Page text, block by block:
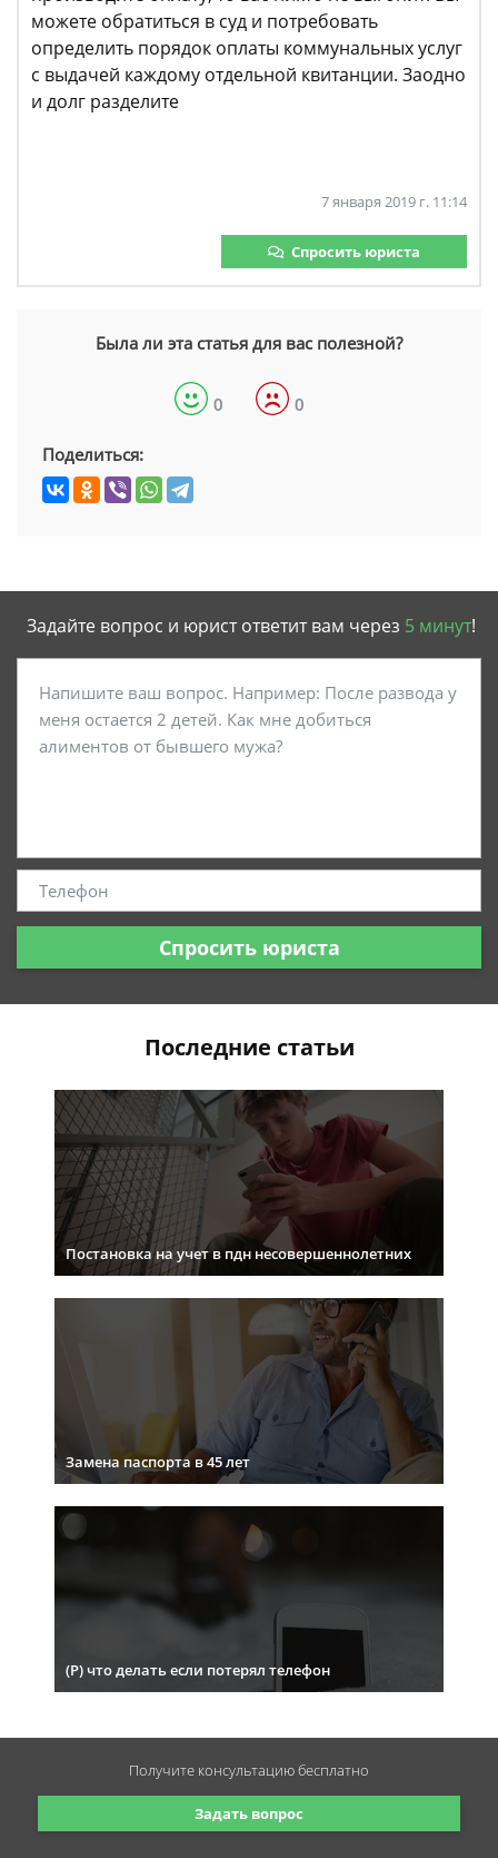
можете обратиться в суд и потребовать
определить порядок оплаты коммунальных услуг
с выдачей каждому отдельной квитанции. Заодно
и долг разделите
7 января 2019 г. 11:14
Спросить юриста
Была ли эта статья для вас полезной?
0 0
Поделиться:
Задайте вопрос и юрист ответит вам через 5 минут!
Спросить юриста
Последние статьи
Постановка на учет в пдн несовершеннолетних
Замена паспорта в 45 лет
(Р) что делать если потерял телефон
Задать вопрос
Получите консультациюбесплатно